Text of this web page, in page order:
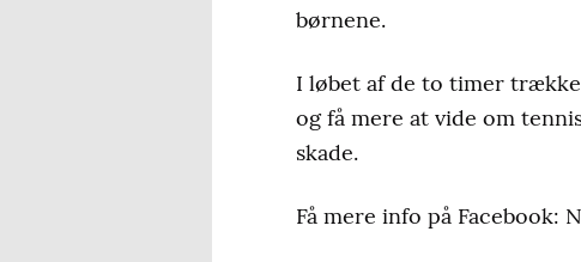
børnene.
I løbet af de to timer
og få mere at vide om
skade.
Få mere info på